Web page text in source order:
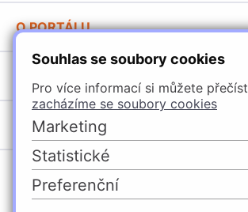
Souhlas se soubory cookies
Pro více informací si můžete přečíst
zacházíme se soubory cookies
Marketing
Statistické
Preferenční
Stavební katalog Häfele
Brožury Häfele
O PORTÁLU
Provozovatel portálu
Jak používat portál
Úchytky
Nábytkové kování
Vybavení kuchyní
Osvětlení a elektro
POBOČKY
Špačince
Žilina